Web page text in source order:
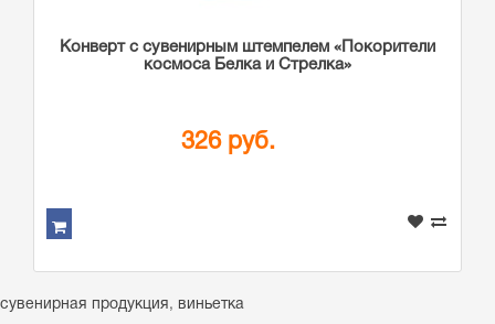
Конверт с сувенирным штемпелем «Покорители
космоса Белка и Стрелка»
326 руб.
сувенирная продукция, виньетка